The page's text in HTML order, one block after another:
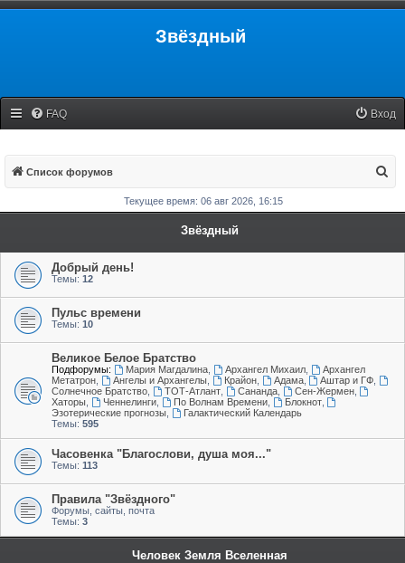
Звёздный
FAQ Вход
Список форумов
и
Текущее время: 06 авг 2026, 16:15
Звёздный
Добрый день!
Темы: 12
Пульс времени
Темы: 10
Великое Белое Братство
Подфорумы: Мария Магдалина, Архангел Михаил,
Архангел
Метатрон
Ангелы и Архангелы, Крайон, Адама, Аштар и ГФ
Солнечное Братство
ТОТ-Атлант, Сананда, Сен-Жермен,
Хаторы
Ченнелинги, По Волнам Времени, Блокнот,
Эзотерические прогнозы
Галактический Календарь
Темы: 595
Часовенка "Благослови, душа моя..."
Темы: 113
Правила "Звёздного"
Форумы, сайты, почта
Темы: 3
Человек Земля Вселенная